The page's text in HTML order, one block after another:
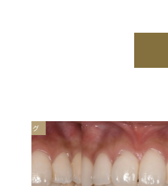
オフィスホワイトニング